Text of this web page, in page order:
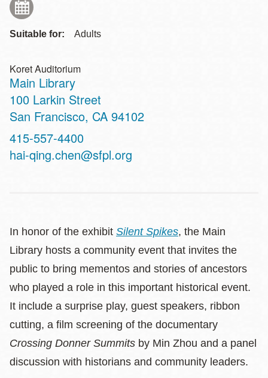
Suitable for: Adults
Koret Auditorium
Main Library
Address
100 Larkin Street
San Francisco, CA 94102
Contact
Telephone
415-557-4400
hai-qing.chen@sfpl.org
In honor of the exhibit Silent Spikes, the Main
Library hosts a community event that invites the
public to bring mementos and stories of ancestors
who played a role in this important historical event.
It include a surprise play, guest speakers, ribbon
cutting, a film screening of the documentary
Crossing Donner Summits by Min Zhou and a panel
discussion with historians and community leaders.